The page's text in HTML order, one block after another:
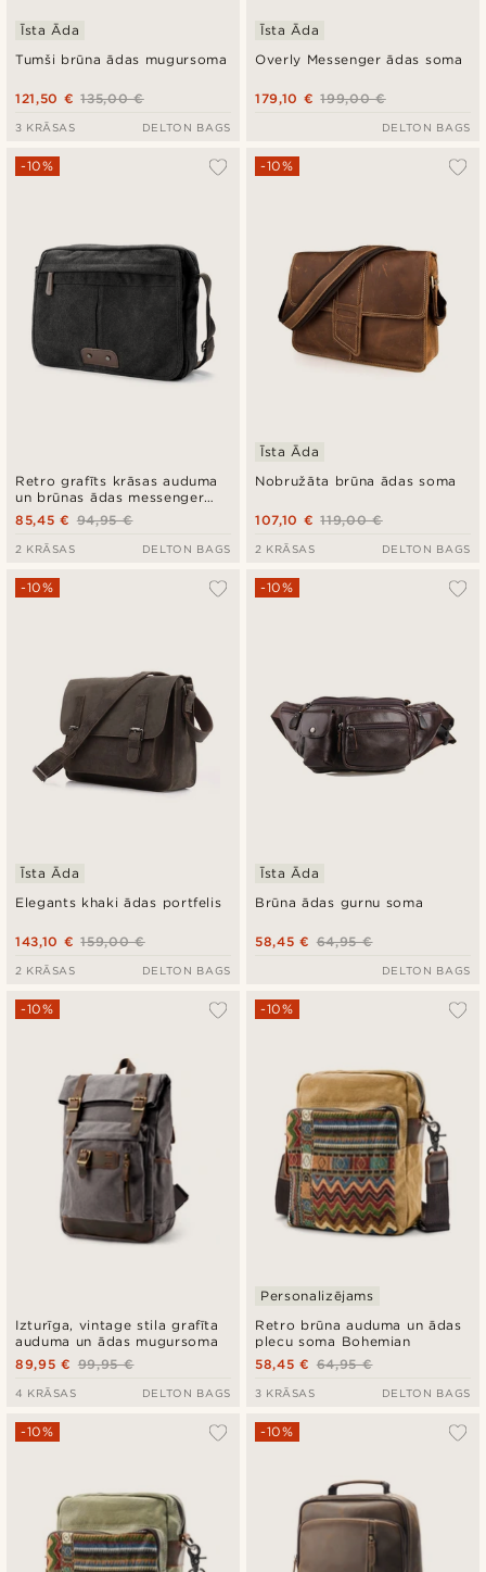
Tumši brūna ādas mugursoma
Īsta Āda
135,00 €
121,50 €
3 KRĀSAS DELTON BAGS
Overly Messenger ādas soma
Īsta Āda
199,00 €
179,10 €
DELTON BAGS
Retro grafīts krāsas auduma
un brūnas ādas messenger
tipa soma
-10%
94,95 €
85,45 €
2 KRĀSAS DELTON BAGS
Nobružāta brūna ādas soma
-10%
Īsta Āda
119,00 €
107,10 €
2 KRĀSAS DELTON BAGS
Elegants khaki ādas portfelis
-10%
Īsta Āda
159,00 €
143,10 €
2 KRĀSAS DELTON BAGS
Brūna ādas gurnu soma
-10%
Īsta Āda
64,95 €
58,45 €
DELTON BAGS
Izturīga, vintage stila grafīta
auduma un ādas mugursoma
-10%
99,95 €
89,95 €
4 KRĀSAS DELTON BAGS
Retro brūna auduma un ādas
plecu soma Bohemian
-10%
Personalizējams
64,95 €
58,45 €
3 KRĀSAS DELTON BAGS
-10% -10%